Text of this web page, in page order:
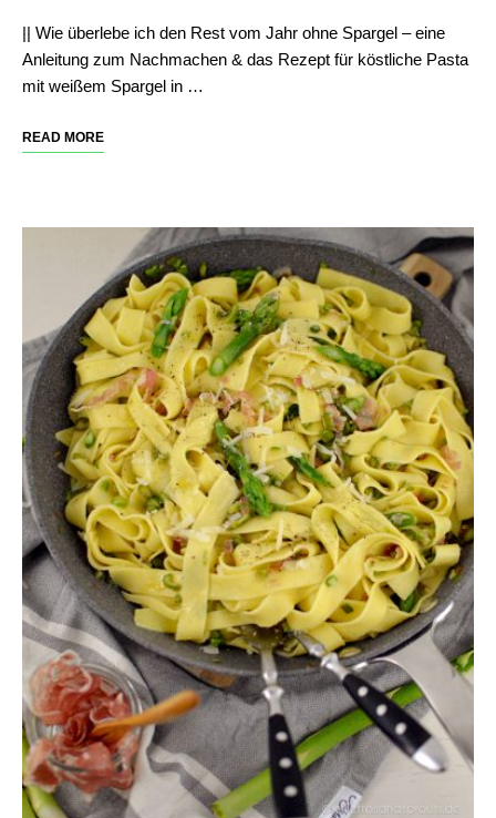
|| Wie überlebe ich den Rest vom Jahr ohne Spargel – eine
Anleitung zum Nachmachen & das Rezept für köstliche Pasta
mit weißem Spargel in …
READ MORE